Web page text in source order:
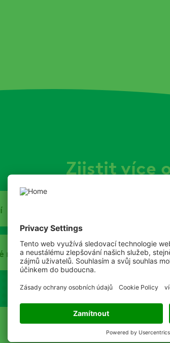
Zjistit více
možnosti aplikace